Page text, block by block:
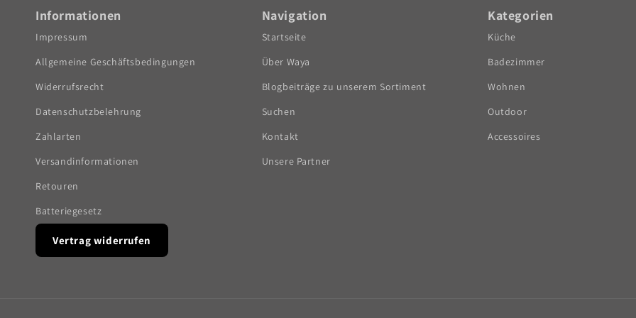
Informationen
Impressum
Allgemeine Geschäftsbedingungen
Widerrufsrecht
Datenschutzbelehrung
Zahlarten
Versandinformationen
Retouren
Batteriegesetz
Vertrag widerrufen
Navigation
Startseite
Über Waya
Blogbeiträge zu unserem Sortiment
Suchen
Kontakt
Unsere Partner
Kategorien
Küche
Badezimmer
Wohnen
Outdoor
Accessoires